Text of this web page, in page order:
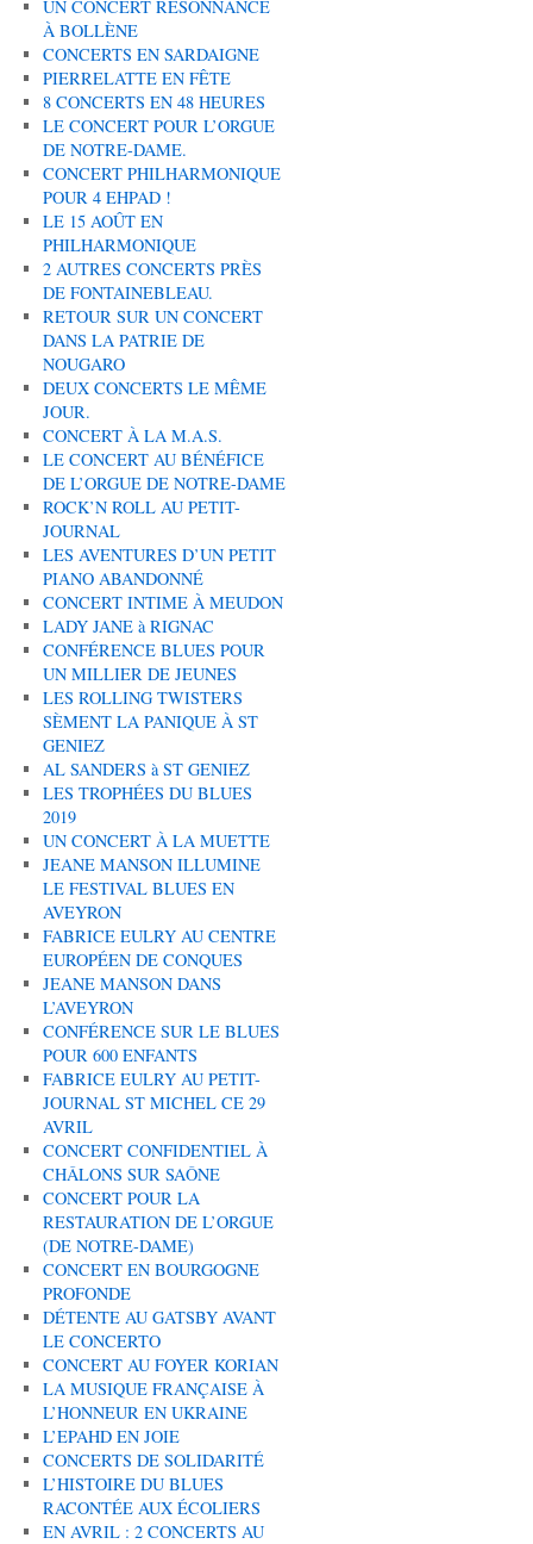
UN CONCERT RÉSONNANCE
À BOLLÈNE
CONCERTS EN SARDAIGNE
PIERRELATTE EN FÊTE
8 CONCERTS EN 48 HEURES
LE CONCERT POUR L’ORGUE
DE NOTRE-DAME.
CONCERT PHILHARMONIQUE
POUR 4 EHPAD !
LE 15 AOÛT EN
PHILHARMONIQUE
2 AUTRES CONCERTS PRÈS
DE FONTAINEBLEAU.
RETOUR SUR UN CONCERT
DANS LA PATRIE DE
NOUGARO
DEUX CONCERTS LE MÊME
JOUR.
CONCERT À LA M.A.S.
LE CONCERT AU BÉNÉFICE
DE L’ORGUE DE NOTRE-DAME
ROCK’N ROLL AU PETIT-
JOURNAL
LES AVENTURES D’UN PETIT
PIANO ABANDONNÉ
CONCERT INTIME À MEUDON
LADY JANE à RIGNAC
CONFÉRENCE BLUES POUR
UN MILLIER DE JEUNES
LES ROLLING TWISTERS
SÈMENT LA PANIQUE À ST
GENIEZ
AL SANDERS à ST GENIEZ
LES TROPHÉES DU BLUES
2019
UN CONCERT À LA MUETTE
JEANE MANSON ILLUMINE
LE FESTIVAL BLUES EN
AVEYRON
FABRICE EULRY AU CENTRE
EUROPÉEN DE CONQUES
JEANE MANSON DANS
L’AVEYRON
CONFÉRENCE SUR LE BLUES
POUR 600 ENFANTS
FABRICE EULRY AU PETIT-
JOURNAL ST MICHEL CE 29
AVRIL
CONCERT CONFIDENTIEL À
CHÂLONS SUR SAÔNE
CONCERT POUR LA
RESTAURATION DE L’ORGUE
(DE NOTRE-DAME)
CONCERT EN BOURGOGNE
PROFONDE
DÉTENTE AU GATSBY AVANT
LE CONCERTO
CONCERT AU FOYER KORIAN
LA MUSIQUE FRANÇAISE À
L’HONNEUR EN UKRAINE
L’EPAHD EN JOIE
CONCERTS DE SOLIDARITÉ
L’HISTOIRE DU BLUES
RACONTÉE AUX ÉCOLIERS
EN AVRIL : 2 CONCERTS AU